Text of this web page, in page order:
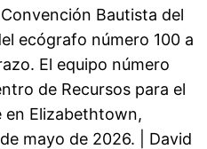
Bautista del
ecógrafo número 100 a
El equipo número
de Recursos para el
en Elizabethtown,
mayo de 2026. | David